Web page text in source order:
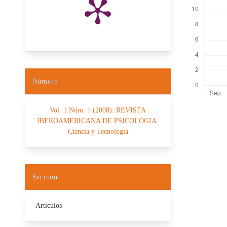
Número
Vol. 1 Núm. 1 (2008): REVISTA
IBEROAMERICANA DE PSICOLOGIA:
Ciencia y Tecnología
Sección
Artículos